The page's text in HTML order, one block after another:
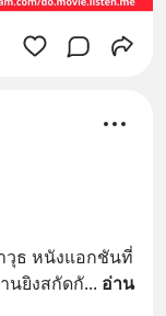
วุธ หนังแอกชันที่
นยิงสกัดกั... อ่าน